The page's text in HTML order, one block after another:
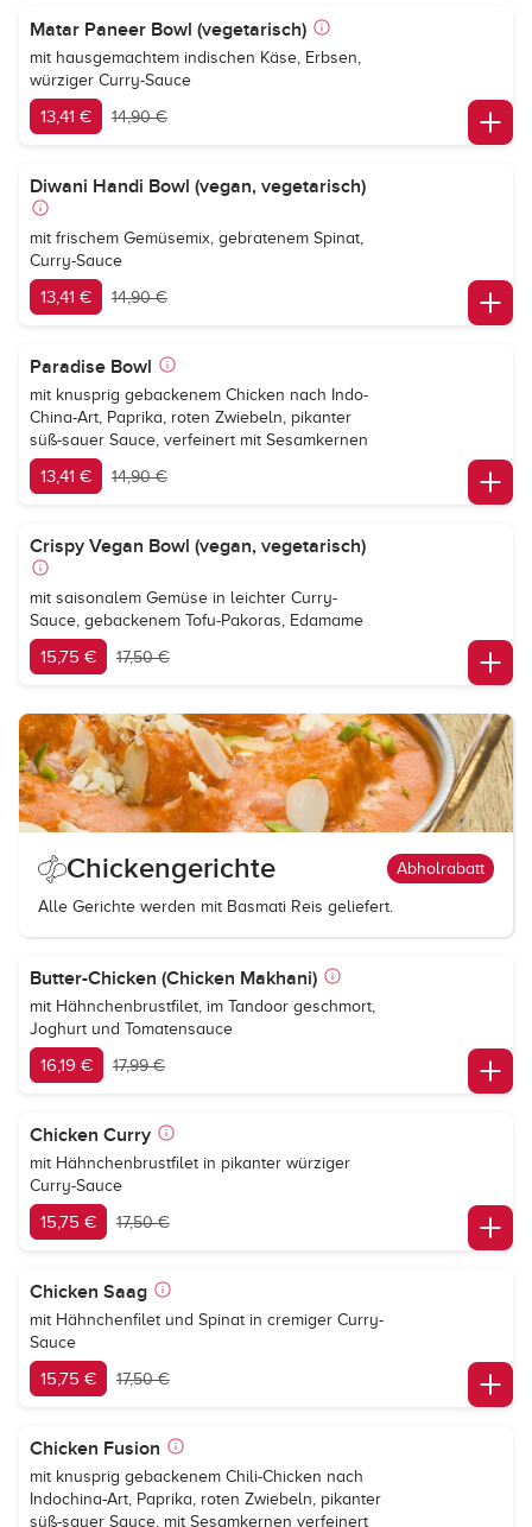
Matar Paneer Bowl (vegetarisch)
mit hausgemachtem indischen Käse, Erbsen,
würziger Curry-Sauce
13,41 € 14,90 €
Diwani Handi Bowl (vegan, vegetarisch)
mit frischem Gemüsemix, gebratenem Spinat,
Curry-Sauce
13,41 € 14,90 €
Paradise Bowl
mit knusprig gebackenem Chicken nach Indo-
China-Art, Paprika, roten Zwiebeln, pikanter
süß-sauer Sauce, verfeinert mit Sesamkernen
13,41 € 14,90 €
Crispy Vegan Bowl (vegan, vegetarisch)
mit saisonalem Gemüse in leichter Curry-
Sauce, gebackenem Tofu-Pakoras, Edamame
15,75 € 17,50 €
Chickengerichte Abholrabatt
Alle Gerichte werden mit Basmati Reis geliefert.
Butter-Chicken (Chicken Makhani)
mit Hähnchenbrustfilet, im Tandoor geschmort,
Joghurt und Tomatensauce
16,19 € 17,99 €
Chicken Curry
mit Hähnchenbrustfilet in pikanter würziger
Curry-Sauce
15,75 € 17,50 €
Chicken Saag
mit Hähnchenfilet und Spinat in cremiger Curry-
Sauce
15,75 € 17,50 €
Chicken Fusion
mit knusprig gebackenem Chili-Chicken nach
Indochina-Art, Paprika, roten Zwiebeln, pikanter
süß-sauer Sauce, mit Sesamkernen verfeinert